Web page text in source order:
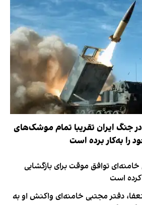
در جنگ ایران تقریبا تمام موشک‌های
را به‌کار برده است
توافق موقت برای بازگشایی
کرده است
دفتر مجتبی خامنه‌ای واکنش او به